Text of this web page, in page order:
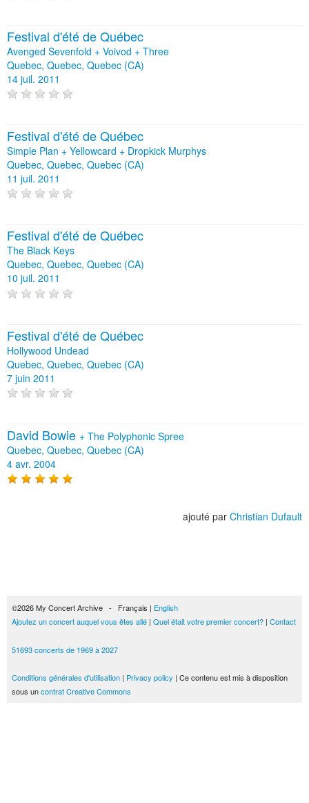
Festival d'été de Québec
Avenged Sevenfold + Voivod + Three
Quebec, Quebec, Quebec (CA)
14 juil. 2011
Festival d'été de Québec
Simple Plan + Yellowcard + Dropkick Murphys
Quebec, Quebec, Quebec (CA)
11 juil. 2011
Festival d'été de Québec
The Black Keys
Quebec, Quebec, Quebec (CA)
10 juil. 2011
Festival d'été de Québec
Hollywood Undead
Quebec, Quebec, Quebec (CA)
7 juin 2011
David Bowie + The Polyphonic Spree
Quebec, Quebec, Quebec (CA)
4 avr. 2004
ajouté par Christian Dufault
©2026 My Concert Archive - Français | English
Ajoutez un concert auquel vous êtes allé | Quel était votre premier concert? | Contact
51693 concerts de 1969 à 2027
Conditions générales d'utilisation | Privacy policy | Ce contenu est mis à disposition
sous uncontrat Creative Commons